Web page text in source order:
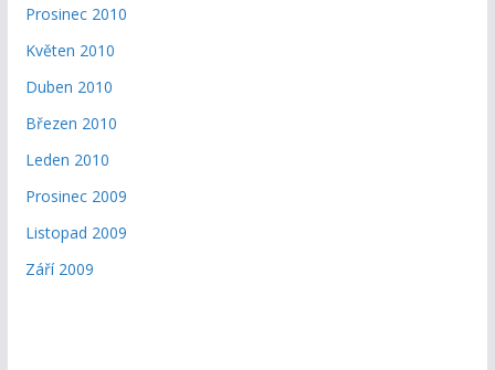
Prosinec 2010
Květen 2010
Duben 2010
Březen 2010
Leden 2010
Prosinec 2009
Listopad 2009
Září 2009